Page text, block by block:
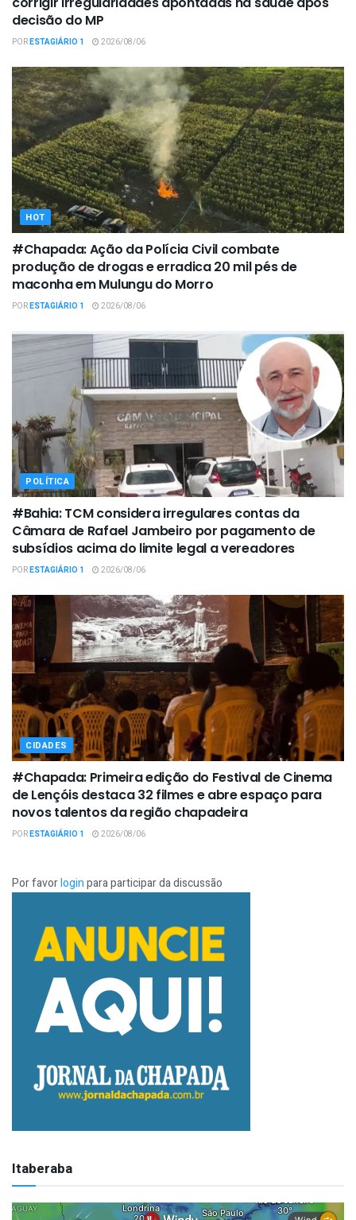
decisão do MP
PORESTAGIÁRIO 1 2026/08/06
HOT
#Chapada: Ação da Polícia Civil combate
produção de drogas e erradica 20 mil pés de
maconha em Mulungu do Morro
PORESTAGIÁRIO 1 2026/08/06
POLÍTICA
#Bahia: TCM considera irregulares contas da
Câmara de Rafael Jambeiro por pagamento de
subsídios acima do limite legal a vereadores
PORESTAGIÁRIO 1 2026/08/06
CIDADES
#Chapada: Primeira edição do Festival de Cinema
de Lençóis destaca 32 filmes e abre espaço para
novos talentos da região chapadeira
PORESTAGIÁRIO 1 2026/08/06
Por favorloginpara participar da discussão
Itaberaba